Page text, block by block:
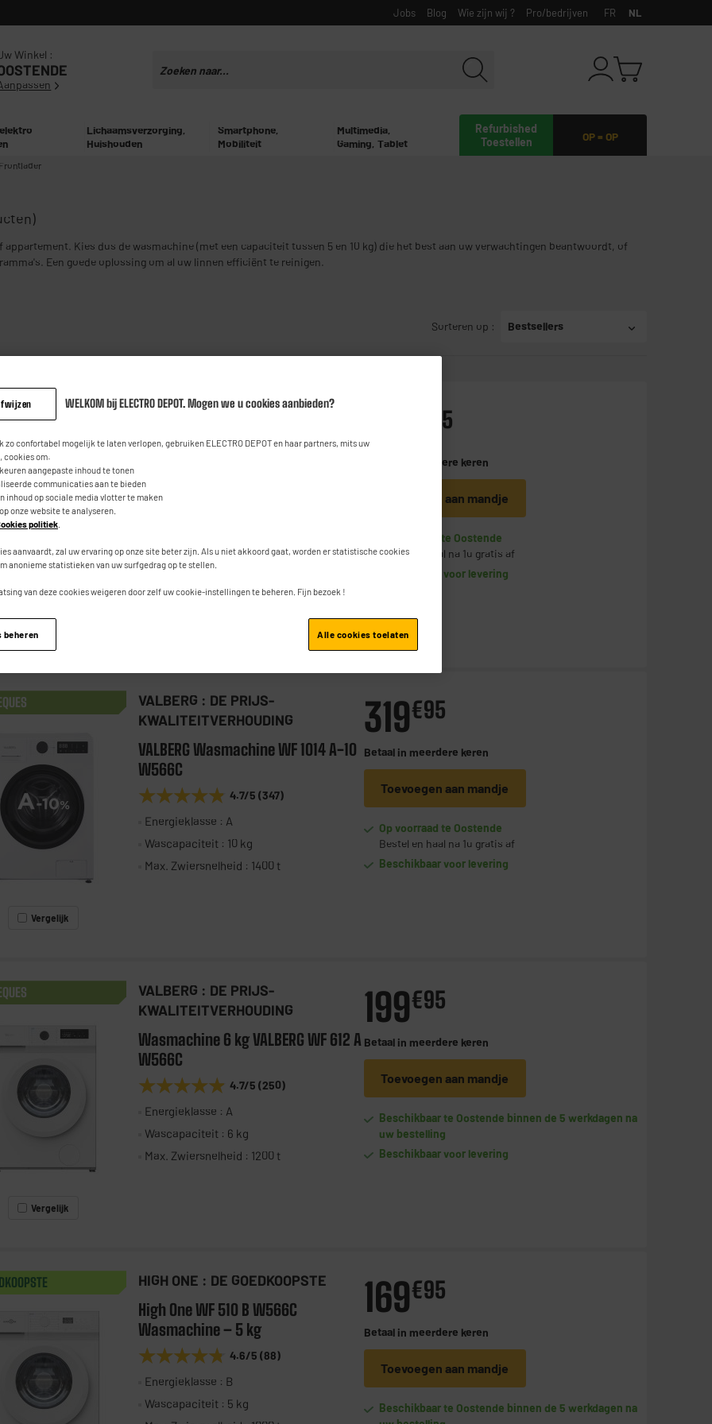
Jobs Blog Wie zijn wij ? Pro/bedrijven FR NL
Winkel :
OP = OP
Refurbished
Toestellen
Lichaamsverzorging,
Huishouden
Smartphone,
Mobiliteit
Multimedia,
Gaming, Tablet
Kies dus de wasmachine (met een capaciteit tussen 5 en 10 kg) die het best aan uw verwachtingen beantwoordt, of
Een goede oplossing om al uw linnen efficiënt te reinigen.
Sorteren op : Bestsellers
VALBERG : DE PRIJS-
VALBERG WF 914 A-10 SD W566C
★★★★★
★★★★★
Wascapaciteit : 9 kg
95
meerdere keren
Toevoegen aan mandje
Op voorraad te Oostende
Bestel en haal na 1u gratis af
Beschikbaar voor levering
Vergelijk
VALBERG : DE PRIJS-
KWALITEITVERHOUDING
VALBERG Wasmachine WF 1014 A-10
W566C
★★★★★
★★★★★ 4.7/5 (347)
Energieklasse : A
Wascapaciteit : 10 kg
Max. Zwiersnelheid : 1400 t
319€95
Betaal in meerdere keren
Toevoegen aan mandje
Op voorraad te Oostende
Bestel en haal na 1u gratis af
Beschikbaar voor levering
Vergelijk
VALBERG : DE PRIJS-
KWALITEITVERHOUDING
Wasmachine 6 kg VALBERG WF 612 A
W566C
★★★★★
★★★★★ 4.7/5 (250)
Energieklasse : A
Wascapaciteit : 6 kg
Max. Zwiersnelheid : 1200 t
199€95
Betaal in meerdere keren
Toevoegen aan mandje
Beschikbaar te Oostende binnen de 5 werkdagen na
uw bestelling
Beschikbaar voor levering
HIGH ONE : DE GOEDKOOPSTE
High One WF 510 B W566C
Wasmachine – 5 kg
★★★★★
★★★★★ 4.6/5 (88)
Energieklasse : B
Wascapaciteit : 5 kg
169€95
Betaal in meerdere keren
Toevoegen aan mandje
Beschikbaar te Oostende binnen de 5 werkdagen na
WELKOM bij ELECTRO DEPOT. Mogen we u cookies aanbieden?
zo confortabel mogelijk te laten verlopen, gebruiken ELECTRO DEPOT en haar partners, mits uw
cookies om:
aangepaste inhoud te tonen
communicaties aan te bieden
inhoud op sociale media vlotter te maken
onze website te analyseren.
politiek
aanvaardt, zal uw ervaring op onze site beter zijn. Als u niet akkoord gaat, worden er statistische cookies
anonieme statistieken van uw surfgedrag op te stellen.
van deze cookies weigeren door zelf uw cookie-instellingen te beheren. Fijn bezoek !
beheren Alle cookies toelaten